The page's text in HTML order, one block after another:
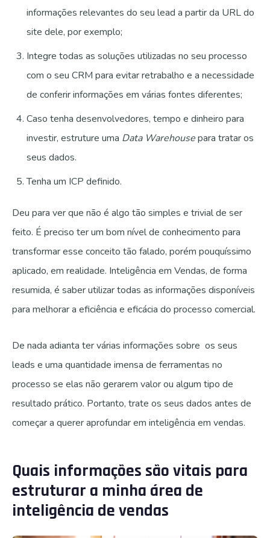
informações relevantes do seu lead a partir da URL do
site dele, por exemplo;
Integre todas as soluções utilizadas no seu processo
com o seu CRM para evitar retrabalho e a necessidade
de conferir informações em várias fontes diferentes;
Caso tenha desenvolvedores, tempo e dinheiro para
investir, estruture uma Data Warehousepara tratar os
seus dados.
Tenha um ICP definido.
Deu para ver que não é algo tão simples e trivial de ser
feito. É preciso ter um bom nível de conhecimento para
transformar esse conceito tão falado, porém pouquíssimo
aplicado, em realidade. Inteligência em Vendas, de forma
resumida, é saber utilizar todas as informações disponíveis
para melhorar a eficiência e eficácia do processo comercial.
De nada adianta ter várias informações sobre os seus
leads e uma quantidade imensa de ferramentas no
processo se elas não gerarem valor ou algum tipo de
resultado prático. Portanto, trate os seus dados antes de
começar a querer aprofundar em inteligência em vendas.
Quais informações são vitais para
estruturar a minha área de
inteligência de vendas